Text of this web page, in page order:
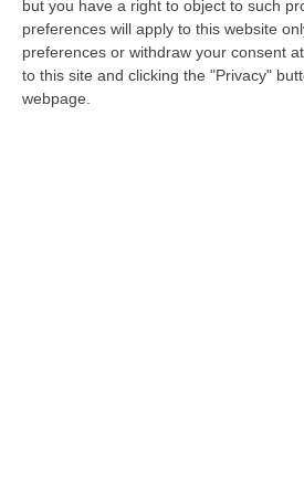
but you have a right to object to such
preferences will apply to this website
preferences or withdraw your consent
to this site and clicking the "Privacy"
webpage.